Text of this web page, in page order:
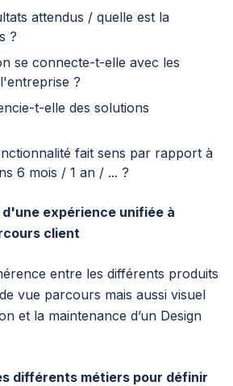
attendus / quelle est la
?
se connecte-t-elle avec les
?
t-elle des solutions
fait sens par rapport à
6 mois / 1 an / ... ?
expérience unifiée à
client
entre les différents produits
vue parcours mais aussi visuel
et la maintenance d’un Design
différents métiers pour définir